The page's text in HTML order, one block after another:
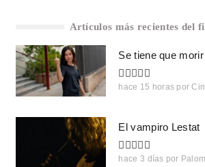
Artículos más recientes del
Se tiene que
hace 15 horas por
El vampiro Lestat
hace 3 días por